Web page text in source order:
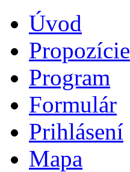
Úvod
Propozície
Program
Formulár
Prihlásení
Mapa